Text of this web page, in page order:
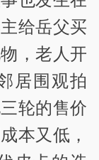
给岳父买
，老人开
居围观拍
轮的售价
本又低，